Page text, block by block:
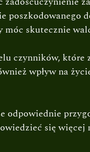
skutecznie
czynników,
wpływ na
się